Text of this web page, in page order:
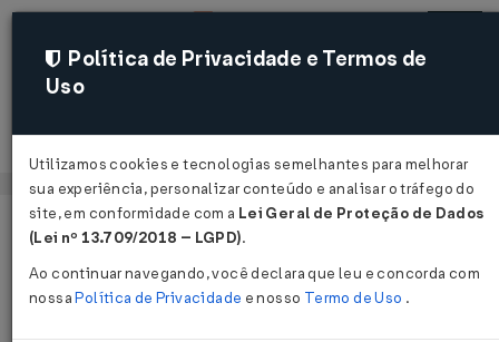
Acessar
Página Inicial Legislações
Convênio ICMS nº 55 de
Política de Privacidade e Termos de
Uso
Utilizamos cookies e tecnologias semelhantes para melhorar
sua experiência, personalizar conteúdo e analisar o tráfego do
site, em conformidade com a Lei Geral de Proteção de Dados
(Lei nº 13.709/2018 – LGPD).
Ao continuar navegando, você declara que leu e concorda com
nossaPolítica de Privacidade e nosso Termo de Uso .